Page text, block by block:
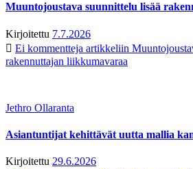
Muuntojoustava suunnittelu lisää
Kirjoitettu 7.7.2026
Ei kommentteja artikkeliin
rakennuttajan liikkumavaraa
Jethro Ollaranta
Asiantuntijat kehittävät uutta mallia
Kirjoitettu 29.6.2026